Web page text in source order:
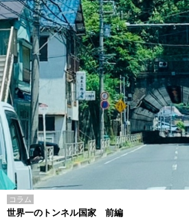
コラム
世界一のトンネル国家 前編